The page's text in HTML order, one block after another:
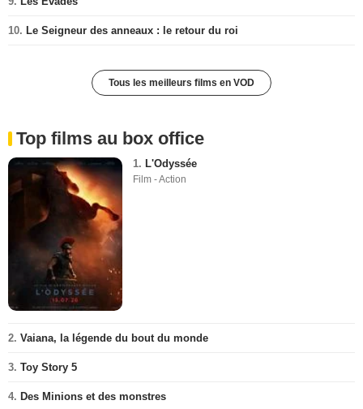
10. Le Seigneur des anneaux : le retour du roi
Tous les meilleurs films en VOD
Top films au box office
1. L'Odyssée
Film - Action
2. Vaiana, la légende du bout du monde
3. Toy Story 5
4. Des Minions et des monstres